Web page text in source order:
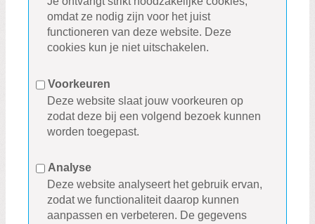
omdat ze nodig zijn voor het juist
functioneren van deze website. Deze
cookies kun je niet uitschakelen.
Voorkeuren
Deze website slaat jouw voorkeuren op
zodat deze bij een volgend bezoek kunnen
worden toegepast.
Analyse
Deze website analyseert het gebruik ervan,
zodat we functionaliteit daarop kunnen
aanpassen en verbeteren. De gegevens